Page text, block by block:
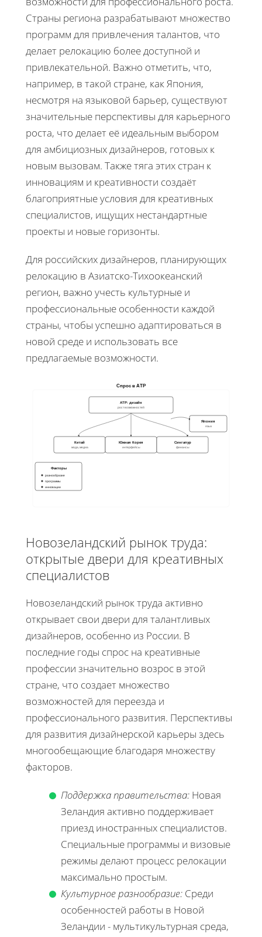
Страны региона разрабатывают множество
программ для привлечения талантов, что
делает релокацию более доступной и
привлекательной. Важно отметить, что,
например, в такой стране, как Япония,
несмотря на языковой барьер, существуют
значительные перспективы для карьерного
роста, что делает её идеальным выбором
для амбициозных дизайнеров, готовых к
новым вызовам. Также тяга этих стран к
инновациям и креативности создаёт
благоприятные условия для креативных
специалистов, ищущих нестандартные
проекты и новые горизонты.
Для российских дизайнеров, планирующих
релокацию в Азиатско-Тихоокеанский
регион, важно учесть культурные и
профессиональные особенности каждой
страны, чтобы успешно адаптироваться в
новой среде и использовать все
предлагаемые возможности.
Спрос в АТР
АТР: дизайн
рост возможностей
Китай
мода, медиа
Южная Корея
интерфейсы
Сингапур
финансы
Япония
язык
Факторы
разнообразие
программы
инновации
Новозеландский рынок труда:
открытые двери для креативных
специалистов
Новозеландский рынок труда активно
открывает свои двери для талантливых
дизайнеров, особенно из России. В
последние годы спрос на креативные
профессии значительно возрос в этой
стране, что создает множество
возможностей для переезда и
профессионального развития. Перспективы
для развития дизайнерской карьеры здесь
многообещающие благодаря множеству
факторов.
Поддержка правительства: Новая
Зеландия активно поддерживает
приезд иностранных специалистов.
Специальные программы и визовые
режимы делают процесс релокации
максимально простым.
Культурное разнообразие: Среди
особенностей работы в Новой
Зеландии - мультикультурная среда,